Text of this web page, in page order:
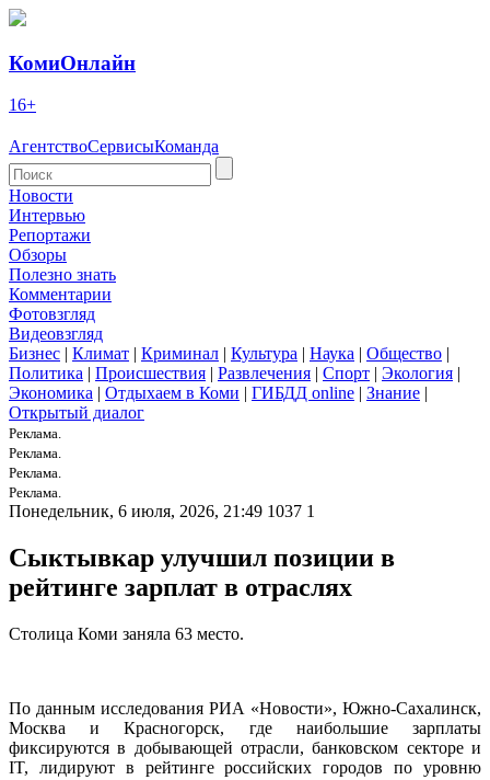
КомиОнлайн
16+
АгентствоСервисыКоманда
Новости
Интервью
Репортажи
Обзоры
Полезно знать
Комментарии
Фотовзгляд
Видеовзгляд
Бизнес | Климат | Криминал | Культура | Наука | Общество |
Политика | Происшествия | Развлечения | Спорт | Экология |
Экономика | Отдыхаем в Коми | ГИБДД online | Знание |
Открытый диалог
Реклама.
Реклама.
Реклама.
Реклама.
Понедельник, 6 июля, 2026, 21:49 1037 1
Сыктывкар улучшил позиции в
рейтинге зарплат в отраслях
Столица Коми заняла 63 место.
По данным исследования РИА «Новости», Южно-Сахалинск,
Москва и Красногорск, где наибольшие зарплаты
фиксируются в добывающей отрасли, банковском секторе и
IT, лидируют в рейтинге российских городов по уровню